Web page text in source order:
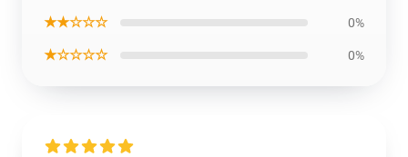
★★☆☆☆ 0%
★☆☆☆☆ 0%